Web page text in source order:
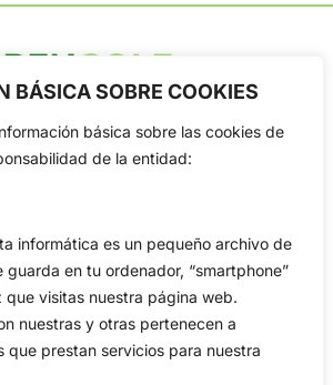
BÁSICA SOBRE COOKIES
básica sobre las cookies de
de la entidad:
informática es un pequeño archivo de
guarda en tu ordenador, “smartphone”
visitas nuestra página web.
nuestras y otras pertenecen a
que prestan servicios para nuestra
la actualidad, información del golf
resultados en directo, vídeos, noticias,
Tour, Ryder Cup, DP World Tour, LPGA
Tour...
Ryder Cup
Reglas
Vídeos
De Interés